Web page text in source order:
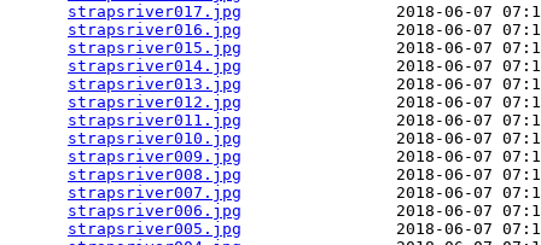
strapsriver017.jpg
2018-06-07
strapsriver016.jpg
2018-06-07
strapsriver015.jpg
2018-06-07
strapsriver014.jpg
2018-06-07
strapsriver013.jpg
2018-06-07
strapsriver012.jpg
2018-06-07
strapsriver011.jpg
2018-06-07
strapsriver010.jpg
2018-06-07
strapsriver009.jpg
2018-06-07
strapsriver008.jpg
2018-06-07
strapsriver007.jpg
2018-06-07
strapsriver006.jpg
2018-06-07
strapsriver005.jpg
2018-06-07